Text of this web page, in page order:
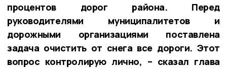
процентов дорог района. Перед
руководителями муниципалитетов и
дорожными организациями поставлена
задача очистить от снега все дороги. Этот
вопрос контролирую лично, – сказал глава